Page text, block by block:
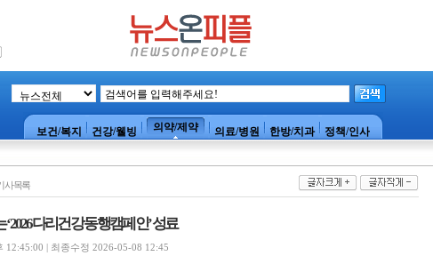
보건/복지 건강/웰빙 의약/제약 의료/병원 한방/치과 정책/인사
사목록
다리건강 동행캠페인’ 성료
12:45:00 | 최종수정 2026-05-08 12:45